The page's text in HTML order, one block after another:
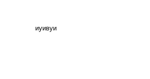
иуивуи